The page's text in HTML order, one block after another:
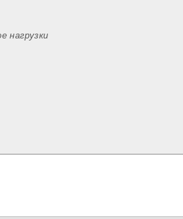
нагрузки